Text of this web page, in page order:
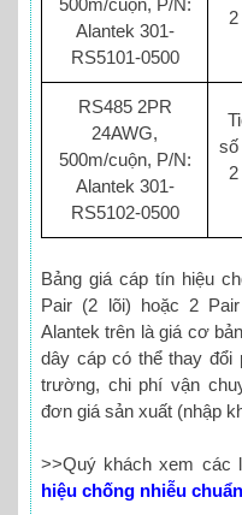
500m/cuộn, P/N:
Alantek 301-
RS5101-0500
RS485 2PR
24AWG,
500m/cuộn, P/N:
Alantek 301-
RS5102-0500
số
Bảng giá cáp tín hiệu
Pair (2 lõi) hoặc 2
Alantek trên là giá cơ
dây cáp có thể thay đổi
trường, chi phí vận
đơn giá sản xuất (nhập
>>Quý khách xem các
hiệu chống nhiễu